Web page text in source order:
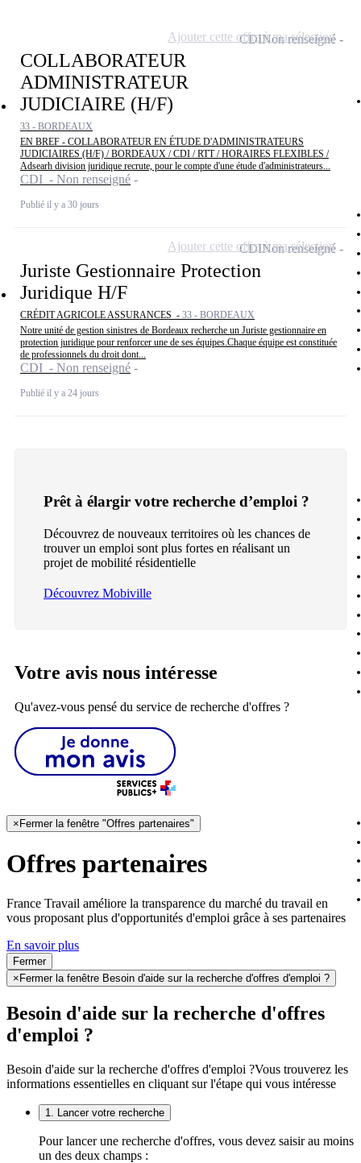
COLLABORATEUR
ADMINISTRATEUR
JUDICIAIRE (H/F)
33 - BORDEAUX
EN BREF - COLLABORATEUR EN ÉTUDE D'ADMINISTRATEURS
JUDICIAIRES (H/F) / BORDEAUX / CDI / RTT / HORAIRES FLEXIBLES /
Adsearh division juridique recrute, pour le compte d'une étude d'administrateurs...
CDI - Non renseigné
Publié il y a 30 jours
CDINon renseigné
Ajouter cette offre à ma sélection
Juriste Gestionnaire Protection
Juridique H/F
CRÉDIT AGRICOLE ASSURANCES - 33 - BORDEAUX
Notre unité de gestion sinistres de Bordeaux recherche un Juriste gestionnaire en
protection juridique pour renforcer une de ses équipes.Chaque équipe est constituée
de professionnels du droit dont...
CDI - Non renseigné
Publié il y a 24 jours
CDINon renseigné
Ajouter cette offre à ma sélection
Prêt à élargir votre recherche d’emploi ?
Découvrez de nouveaux territoires où les chances de
trouver un emploi sont plus fortes en réalisant un
projet de mobilité résidentielle
Découvrez Mobiville
Votre avis nous intéresse
Qu'avez-vous pensé du service de recherche d'offres ?
× Fermer la fenêtre "Offres partenaires"
Offres partenaires
France Travail améliore la transparence du marché du travail en
vous proposant plus d'opportunités d'emploi grâce à ses partenaires
En savoir plus
Fermer
× Fermer la fenêtre Besoin d'aide sur la recherche d'offres d'emploi ?
Besoin d'aide sur la recherche d'offres
d'emploi ?
Besoin d'aide sur la recherche d'offres d'emploi ?Vous trouverez les
informations essentielles en cliquant sur l'étape qui vous intéresse
1. Lancer votre recherche
Pour lancer une recherche d'offres, vous devez saisir au moins
un des deux champs :